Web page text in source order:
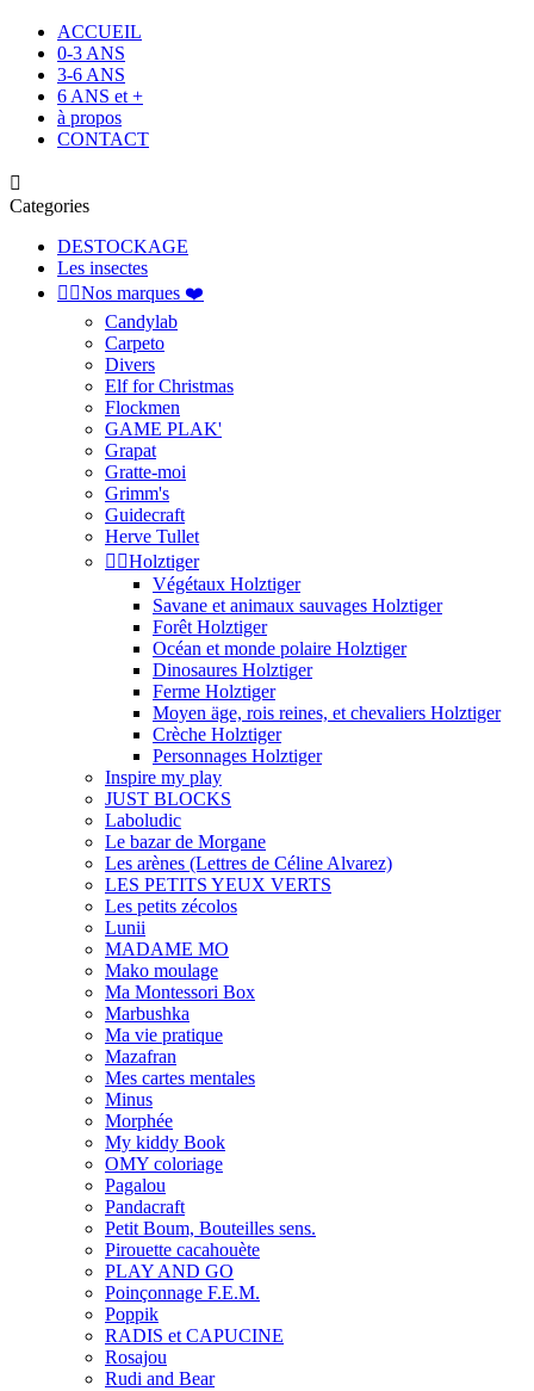
ACCUEIL
0-3 ANS
3-6 ANS
6 ANS et +
à propos
CONTACT

Categories
DESTOCKAGE
Les insectes
 Nos marques ❤️
Candylab
Carpeto
Divers
Elf for Christmas
Flockmen
GAME PLAK'
Grapat
Gratte-moi
Grimm's
Guidecraft
Herve Tullet
 Holztiger
Végétaux Holztiger
Savane et animaux sauvages Holztiger
Forêt Holztiger
Océan et monde polaire Holztiger
Dinosaures Holztiger
Ferme Holztiger
Moyen äge, rois reines, et chevaliers Holztiger
Crèche Holztiger
Personnages Holztiger
Inspire my play
JUST BLOCKS
Laboludic
Le bazar de Morgane
Les arènes (Lettres de Céline Alvarez)
LES PETITS YEUX VERTS
Les petits zécolos
Lunii
MADAME MO
Mako moulage
Ma Montessori Box
Marbushka
Ma vie pratique
Mazafran
Mes cartes mentales
Minus
Morphée
My kiddy Book
OMY coloriage
Pagalou
Pandacraft
Petit Boum, Bouteilles sens.
Pirouette cacahouète
PLAY AND GO
Poinçonnage F.E.M.
Poppik
RADIS et CAPUCINE
Rosajou
Rudi and Bear